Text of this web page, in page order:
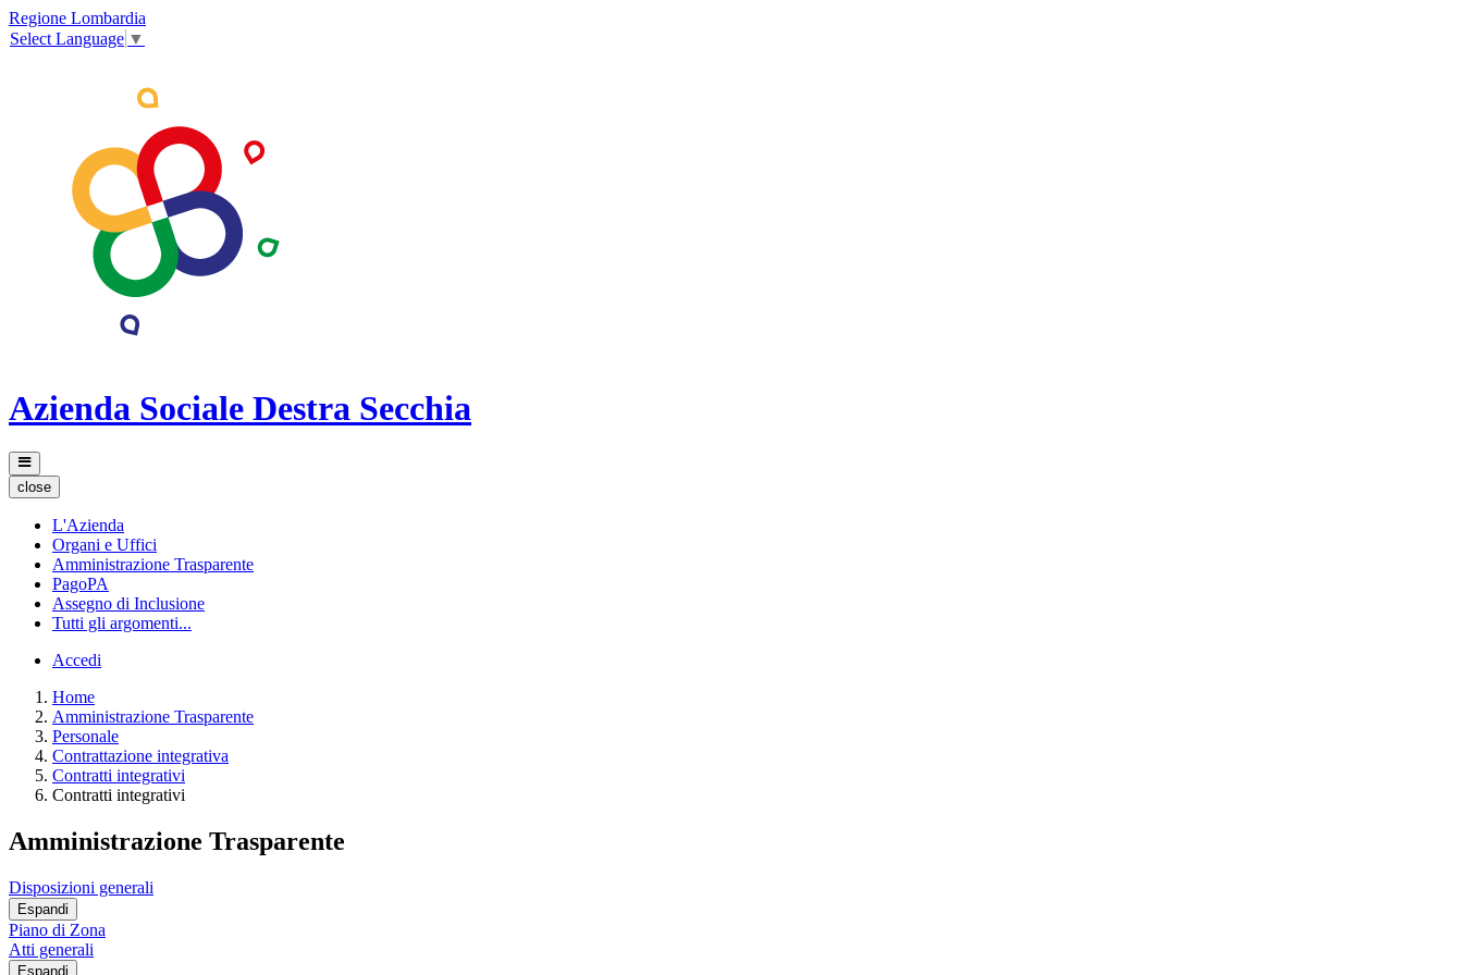
Regione Lombardia
Select Language ▼
Azienda Sociale Destra Secchia
close
L'Azienda
Organi e Uffici
Amministrazione Trasparente
PagoPA
Assegno di Inclusione
Tutti gli argomenti...
Accedi
Home
Amministrazione Trasparente
Personale
Contrattazione integrativa
Contratti integrativi
Contratti integrativi
Amministrazione Trasparente
Disposizioni generali
Espandi
Piano di Zona
Atti generali
Espandi